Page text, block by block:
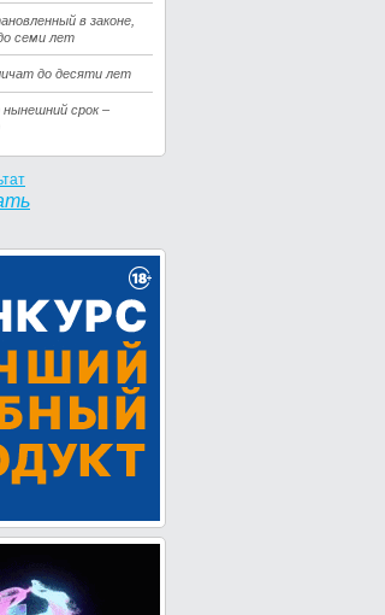
в законе,
семи лет
до десяти лет
срок –